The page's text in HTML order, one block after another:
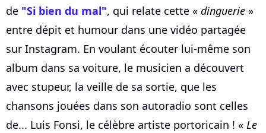
de "Si bien du mal", qui relate cette « dinguerie »
entre dépit et humour dans une vidéo partagée
sur Instagram. En voulant écouter lui-même son
album dans sa voiture, le musicien a découvert
avec stupeur, la veille de sa sortie, que les
chansons jouées dans son autoradio sont celles
de... Luis Fonsi, le célèbre artiste portoricain ! « Le